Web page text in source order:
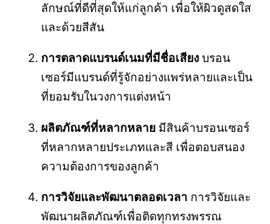
ลักษณ์ที่ดีที่สุดให้แก่ลูกค้า เพื่อให้ผิวดูสดใส
และด้วยสีสัน
การตลาดแบรนด์เนมที่มีชื่อเสียง บรอน
เซอร์มีแบรนด์ที่รู้จักอย่างแพร่หลายและเป็น
ที่ยอมรับในวงการแต่งหน้า
ผลิตภัณฑ์ที่หลากหลาย มีสินค้าบรอนเซอร์
ที่หลากหลายประเภทและสี เพื่อตอบสนอง
ความต้องการของลูกค้า
การวิจัยและพัฒนาตลอดเวลา การวิจัยและ
พัฒนาผลิตภัณฑ์เพื่อติดทุกทรงพรรณ